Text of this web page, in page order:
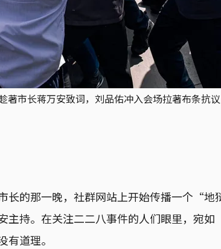
著市长蒋万安致词，刘品佑冲入会场拉著布条抗
长的那一晚，社群网站上开始传播一个“
主持。在关注二二八事件的人们眼里，宛
道理。